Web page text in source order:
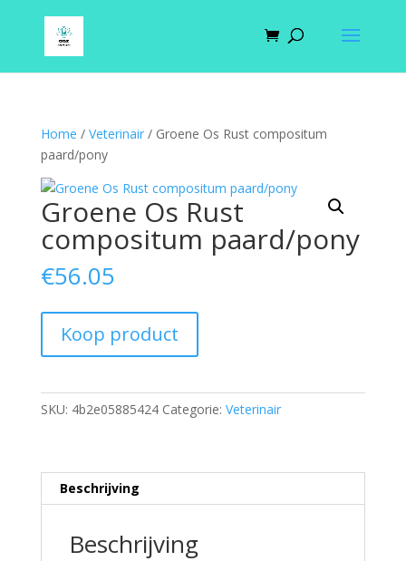
Home / Veterinair/ Groene Os Rust compositum
paard/pony
Groene Os Rust
compositum paard/pony
€56.05
Koop product
SKU: 4b2e05885424 Categorie: Veterinair
Beschrijving
Beschrijving